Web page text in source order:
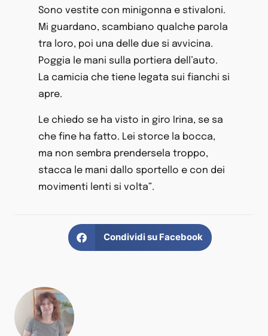
Sono vestite con minigonna e stivaloni.
Mi guardano, scambiano qualche parola
tra loro, poi una delle due si avvicina.
Poggia le mani sulla portiera dell’auto.
La camicia che tiene legata sui fianchi si
apre.
Le chiedo se ha visto in giro Irina, se sa
che fine ha fatto. Lei storce la bocca,
ma non sembra prendersela troppo,
stacca le mani dallo sportello e con dei
movimenti lenti si volta”.
Condividi su Facebook